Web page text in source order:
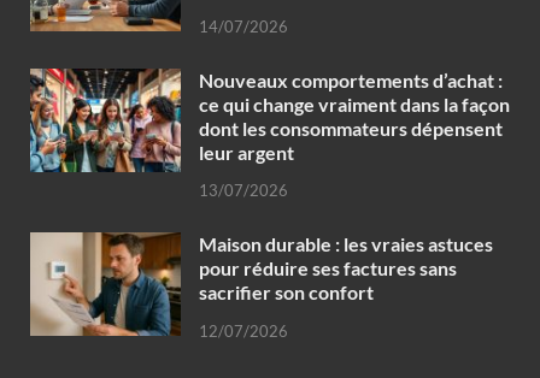
14/07/2026
Nouveaux comportements d’achat :
ce qui change vraiment dans la façon
dont les consommateurs dépensent
leur argent
13/07/2026
Maison durable : les vraies astuces
pour réduire ses factures sans
sacrifier son confort
12/07/2026